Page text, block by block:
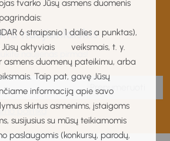
tvarko Jūsų asmens duomenis
6 straipsnio 1 dalies a punktas),
Jūsų aktyviais veiksmais, t. y.
asmens duomenų pateikimu, arba
Taip pat, gavę Jūsų
informaciją apie savo
skirtus asmenims, įstaigoms
susijusius su mūsų teikiamomis
paslaugomis (konkursų, parodų,
naujienlaiškis
naujienas pirmas!
Prenumeruoti
politika